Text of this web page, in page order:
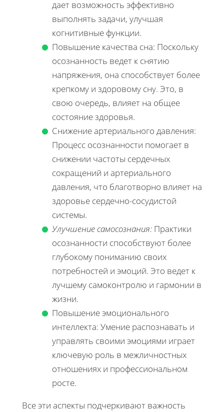
дает возможность эффективно
выполнять задачи, улучшая
когнитивные функции.
Повышение качества сна: Поскольку
осознанность ведет к снятию
напряжения, она способствует более
крепкому и здоровому сну. Это, в
свою очередь, влияет на общее
состояние здоровья.
Снижение артериального давления:
Процесс осознанности помогает в
снижении частоты сердечных
сокращений и артериального
давления, что благотворно влияет на
здоровье сердечно-сосудистой
системы.
Улучшение самосознания: Практики
осознанности способствуют более
глубокому пониманию своих
потребностей и эмоций. Это ведет к
лучшему самоконтролю и гармонии в
жизни.
Повышение эмоционального
интеллекта: Умение распознавать и
управлять своими эмоциями играет
ключевую роль в межличностных
отношениях и профессиональном
росте.
Все эти аспекты подчеркивают важность